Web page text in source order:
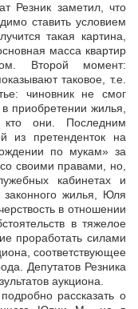
Резник заметил, что
ставить условием
такая картина,
масса квартир
Второй момент:
таковое, т.е.
чиновник не смог
в приобретении жилья,
они. Последним
из претенденток на
по мукам» за
своими правами, но,
кабинетах и
законного жилья, Юля
в отношении
в тяжелое
проработать силами
соответствующее
Депутатов Резника
аукциона.
рассказать о